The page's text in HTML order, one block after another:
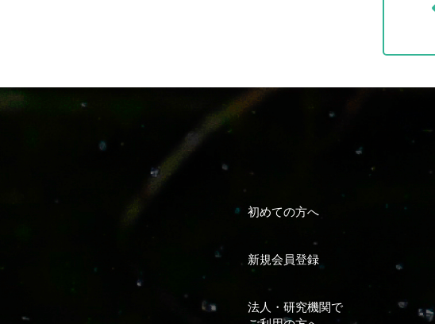
初めての方へ
新規会員登録
法人・研究機関で